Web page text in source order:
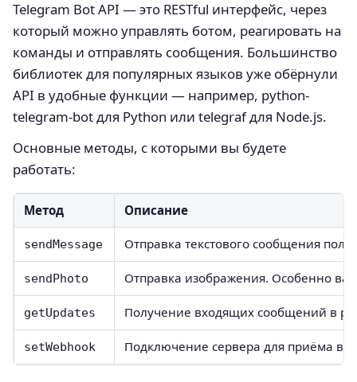
Telegram Bot API — это RESTful интерфейс, через
который можно управлять ботом, реагировать на
команды и отправлять сообщения. Большинство
библиотек для популярных языков уже обёрнули
API в удобные функции — например, python-
telegram-bot для Python или telegraf для Node.js.
Основные методы, с которыми вы будете
работать:
Метод Описание
sendMessage Отправка текстового сообщения
sendPhoto Отправка изображения. Особенно
getUpdates Получение входящих сообщений в
setWebhook Подключение сервера для приёма